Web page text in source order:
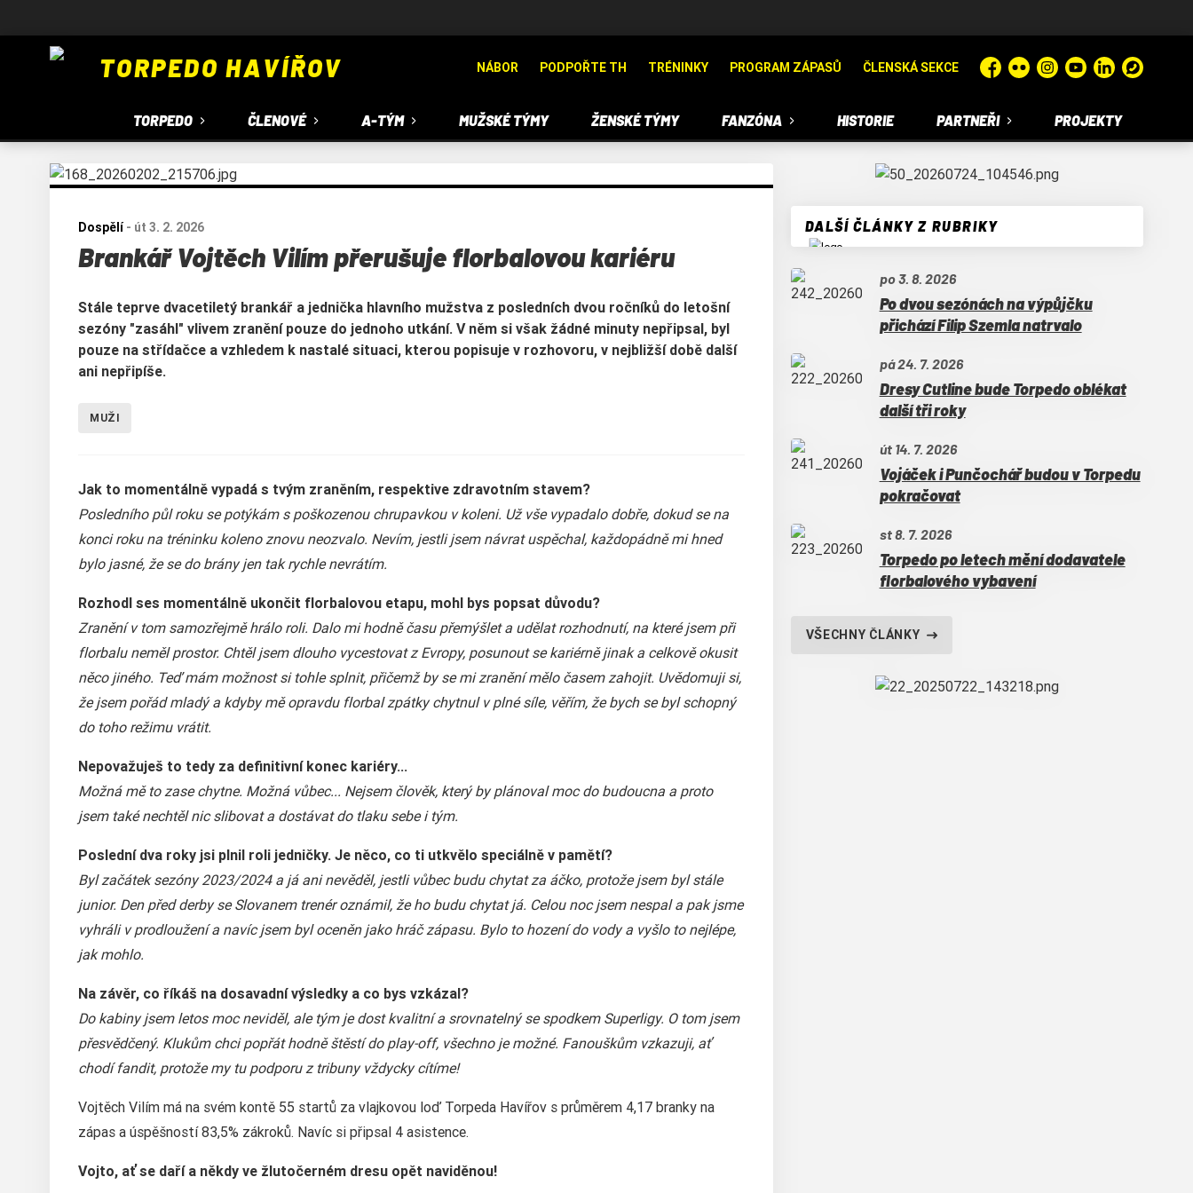
TORPEDO HAVÍŘOV NÁBOR PODPOŘTE TH TRÉNINKY PROGRAM ZÁPASŮ ČLENSKÁ SEKCE Facebook
FlickrInstagram
YouTubeLinkedInWhatsApp
TORPEDO ČLENOVÉ A-TÝM MUŽSKÉ TÝMY ŽENSKÉ TÝMY FANZÓNA HISTORIE PARTNEŘI PROJEKTY
DALŠÍ ČLÁNKY Z RUBRIKY
po 3. 8. 2026
Po dvou sezónách na výpůjčku
přichází Filip Szemla natrvalo
pá 24. 7. 2026
Dresy Cutline bude Torpedo oblékat
další tři roky
út 14. 7. 2026
Vojáček i Punčochář budou v Torpedu
pokračovat
st 8. 7. 2026
Torpedo po letech mění dodavatele
florbalového vybavení
VŠECHNY ČLÁNKY
Dospělí- út 3. 2. 2026
Brankář Vojtěch Vilím přerušuje florbalovou kariéru
Stále teprve dvacetiletý brankář a jednička hlavního mužstva z posledních dvou ročníků do letošní
sezóny "zasáhl" vlivem zranění pouze do jednoho utkání. V něm si však žádné minuty nepřipsal, byl
pouze na střídačce a vzhledem k nastalé situaci, kterou popisuje v rozhovoru, v nejbližší době další
ani nepřipíše.
MUŽI
Jak to momentálně vypadá s tvým zraněním, respektive zdravotním stavem?
Posledního půl roku se potýkám s poškozenou chrupavkou v koleni. Už vše vypadalo dobře, dokud se na
konci roku na tréninku koleno znovu neozvalo. Nevím, jestli jsem návrat uspěchal, každopádně mi hned
bylo jasné, že se do brány jen tak rychle nevrátím.
Rozhodl ses momentálně ukončit florbalovou etapu, mohl bys popsat důvodu?
Zranění v tom samozřejmě hrálo roli. Dalo mi hodně času přemýšlet a udělat rozhodnutí, na které jsem při
florbalu neměl prostor. Chtěl jsem dlouho vycestovat z Evropy, posunout se kariérně jinak a celkově okusit
něco jiného. Teď mám možnost si tohle splnit, přičemž by se mi zranění mělo časem zahojit. Uvědomuji si,
že jsem pořád mladý a kdyby mě opravdu florbal zpátky chytnul v plné síle, věřím, že bych se byl schopný
do toho režimu vrátit.
Nepovažuješ to tedy za definitivní konec kariéry...
Možná mě to zase chytne. Možná vůbec... Nejsem člověk, který by plánoval moc do budoucna a proto
jsem také nechtěl nic slibovat a dostávat do tlaku sebe i tým.
Poslední dva roky jsi plnil roli jedničky. Je něco, co ti utkvělo speciálně v pamětí?
Byl začátek sezóny 2023/2024 a já ani nevěděl, jestli vůbec budu chytat za áčko, protože jsem byl stále
junior. Den před derby se Slovanem trenér oznámil, že ho budu chytat já. Celou noc jsem nespal a pak jsme
vyhráli v prodloužení a navíc jsem byl oceněn jako hráč zápasu. Bylo to hození do vody a vyšlo to nejlépe,
jak mohlo.
Na závěr, co říkáš na dosavadní výsledky a co bys vzkázal?
Do kabiny jsem letos moc neviděl, ale tým je dost kvalitní a srovnatelný se spodkem Superligy. O tom jsem
přesvědčený. Klukům chci popřát hodně štěstí do play-off, všechno je možné. Fanouškům vzkazuji, ať
chodí fandit, protože my tu podporu z tribuny vždycky cítíme!
Vojtěch Vilím má na svém kontě 55 startů za vlajkovou loď Torpeda Havířov s průměrem 4,17 branky na
zápas a úspěšností 83,5% zákroků. Navíc si připsal 4 asistence.
Vojto, ať se daří a někdy ve žlutočerném dresu opět naviděnou!